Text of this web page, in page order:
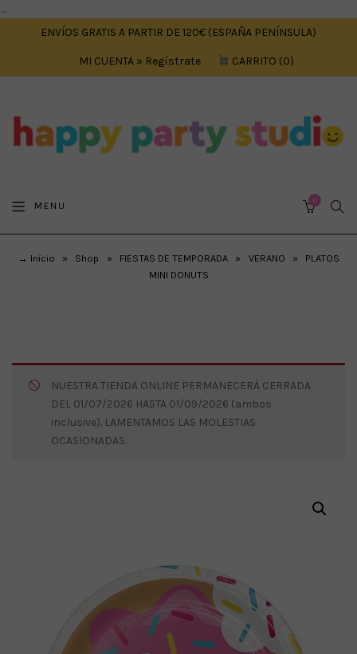
....
ENVÍOS GRATIS A PARTIR DE 120€ (ESPAÑA PENÍNSULA)
MI CUENTA » Regístrate CARRITO 0
MENU 0
→ Inicio » Shop » FIESTAS DE TEMPORADA » VERANO »
PLATOS
MINI DONUTS
NUESTRA TIENDA ONLINE PERMANECERÁ CERRADA
DEL 01/07/2026 HASTA 01/09/2026 (ambos
inclusive). LAMENTAMOS LAS MOLESTIAS
OCASIONADAS.